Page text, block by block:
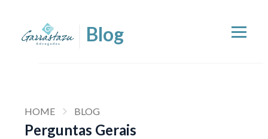
HOME BLOG
Perguntas Gerais